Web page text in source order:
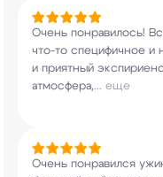
Очень понравилось!
что-то специфичное и
и приятный
атмосфера,... еще
Очень понравился